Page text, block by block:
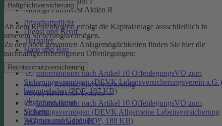
Haftpflichtversicherung
Privathaftpflicht
Dienst und Beruf
Tierhalter
Haus und Bau
Rechtsschutzversicherung
Alles zur Rechtsschutzversicherung
Privat, Beruf und Verkehr
Privat und Beruf
Verkehr
Wohnen und Gebäude
Monega FairInvest Aktien R
Ab dem Rentenbeginn erfolgt die Kapitalanlage ausschließlich in
unserem Sicherungsvermögen.
Zu den oben genannten Anlagemöglichkeiten finden Sie hier die
nachhaltigkeitsbezogenen Offenlegungen:
Informationen nach Artikel 10 OffenlegungsVO zum
Sicherungsvermögen (DEVK Lebensversicherungsverein a.G.)
herunterladen (PDF, 187 KB)
Informationen nach Artikel 10 OffenlegungsVO zum
Sicherungsvermögen (DEVK Allgemeine Lebensversicherung
AG) herunterladen (PDF, 188 KB)